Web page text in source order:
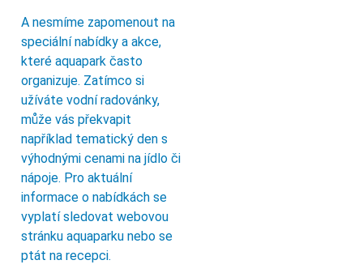
A nesmíme zapomenout na
speciální nabídky a akce,
které aquapark často
organizuje. Zatímco si
užíváte vodní radovánky,
může vás překvapit
například tematický den s
výhodnými cenami na jídlo či
nápoje. Pro aktuální
informace o nabídkách se
vyplatí sledovat webovou
stránku aquaparku nebo se
ptát na recepci.